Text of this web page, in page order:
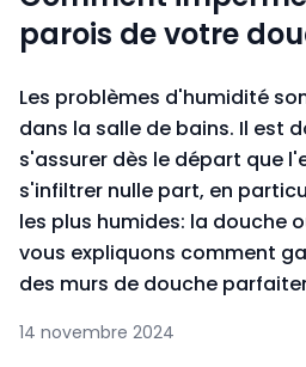
parois de votre
Les problèmes d'humidité
dans la salle de bains. Il est
s'assurer dès le départ que
s'infiltrer nulle part, en
les plus humides: la douche
vous expliquons comment
des murs de douche
14 novembre 2024